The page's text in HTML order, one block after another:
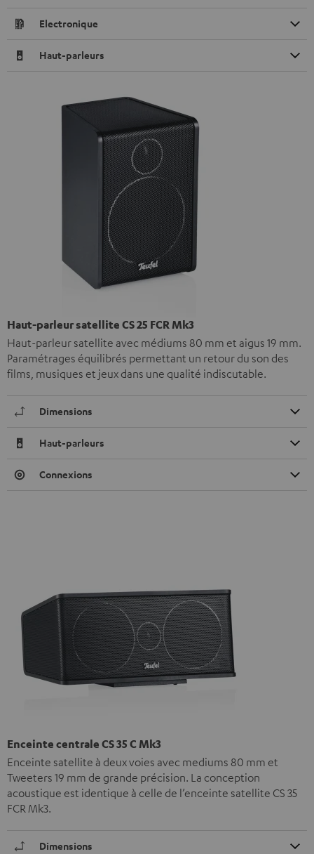
Electronique
Haut-parleurs
Haut-parleur satellite CS 25 FCR Mk3
Haut-parleur satellite avec médiums 80 mm et aigus 19 mm.
Paramétrages équilibrés permettant un retour du son des
films, musiques et jeux dans une qualité indiscutable.
Dimensions
Haut-parleurs
Connexions
Enceinte centrale CS 35 C Mk3
Enceinte satellite à deux voies avec mediums 80 mm et
Tweeters 19 mm de grande précision. La conception
acoustique est identique à celle de l’enceinte satellite CS 35
FCR Mk3.
Dimensions